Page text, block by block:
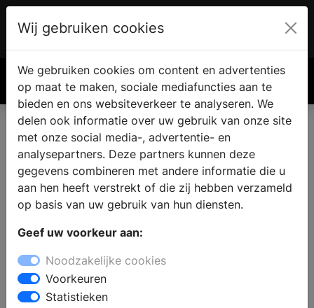
€ 0.00
Wij gebruiken cookies
We gebruiken cookies om content en advertenties
op maat te maken, sociale mediafuncties aan te
bieden en ons websiteverkeer te analyseren. We
delen ook informatie over uw gebruik van onze site
met onze social media-, advertentie- en
analysepartners. Deze partners kunnen deze
gegevens combineren met andere informatie die u
aan hen heeft verstrekt of die zij hebben verzameld
op basis van uw gebruik van hun diensten.
Geef uw voorkeur aan:
Noodzakelijke cookies
Voorkeuren
Statistieken